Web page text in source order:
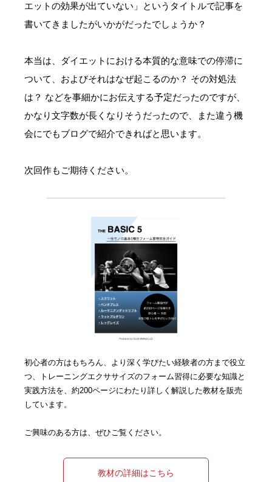
エットの効果が出ていない」というタイトルで記事を
書いてきましたがいかがだったでしょうか？
本当は、ダイエットにおける本質的な意味での停滞に
ついて、およびそれはなぜ起こるのか？ その対処法
は？ などを事細かにお伝えする予定だったのですが、
かなり文字数が長くなりそうだったので、また違う機
会にでもブログで紹介できればと思います。
次回作もご期待ください。
初心者の方はもちろん、より深く学びたい経験者の方まで役立
つ、トレーニングエクササイズのフォーム習得に必要な知識と
実践方法を、約200ページにわたり詳しく解説した教材を販売
しています。
ご興味のある方は、ぜひご覧ください。
教材の詳細はこちら